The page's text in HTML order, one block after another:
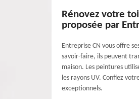
Rénovez votre
proposée par
Entreprise CN vous offre
savoir-faire, ils peuvent
maison. Les peintures
les rayons UV. Confiez
exceptionnels.